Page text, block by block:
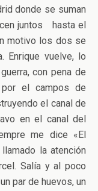
donde se suman
juntos hasta el
motivo los dos se
Enrique vuelve, lo
con pena de
el campos de
el canal de
en el canal del
me dice «El
la atención
Salía y al poco
par de huevos, un